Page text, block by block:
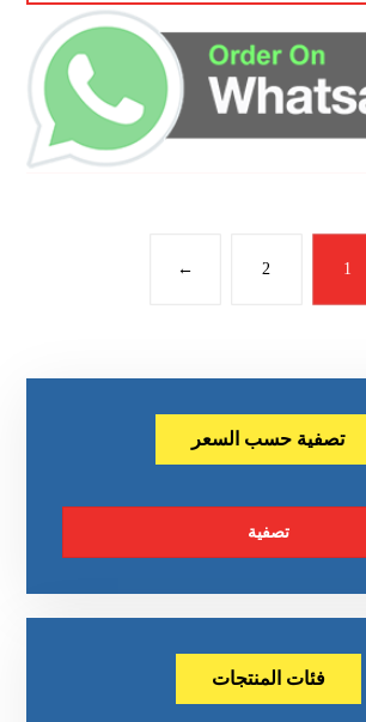
1
2
←
تصفية حسب السعر
تصفية
فئات المنتجات